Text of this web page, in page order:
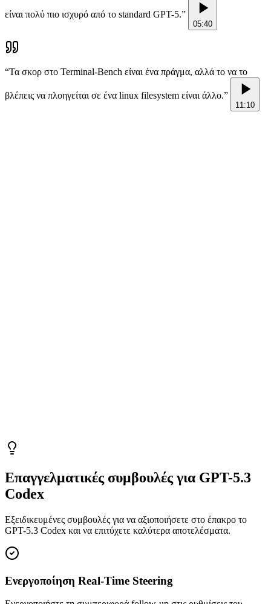
είναι πολύ πιο ισχυρό από το standard GPT-5.”
05:40
“Τα σκορ στο Terminal-Bench είναι ένα πράγμα, αλλά το να το
βλέπεις να πλοηγείται σε ένα linux filesystem είναι άλλο.”
11:10
Επαγγελματικές συμβουλές για GPT-5.3
Codex
Εξειδικευμένες συμβουλές για να αξιοποιήσετε στο έπακρο το
GPT-5.3 Codex και να επιτύχετε καλύτερα αποτελέσματα.
Ενεργοποίηση Real-Time Steering